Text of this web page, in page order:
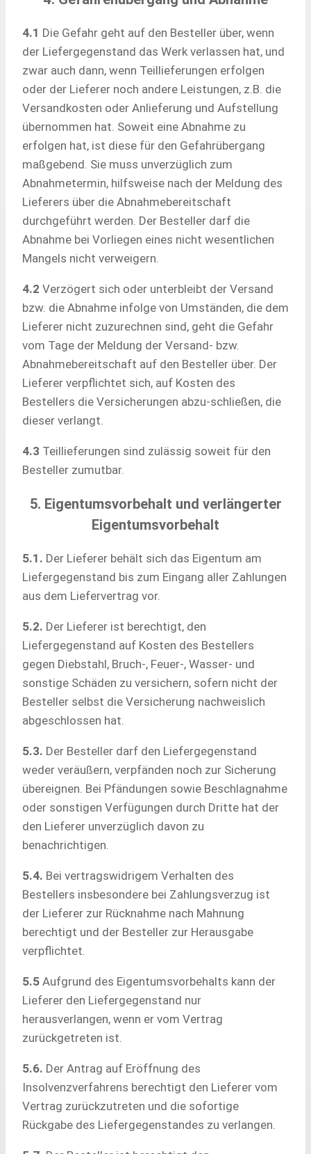
4.1 Die Gefahr geht auf den Besteller über, wenn
der Liefergegenstand das Werk verlassen hat, und
zwar auch dann, wenn Teillieferungen erfolgen
oder der Lieferer noch andere Leistungen, z.B. die
Versandkosten oder Anlieferung und Aufstellung
übernommen hat. Soweit eine Abnahme zu
erfolgen hat, ist diese für den Gefahrübergang
maßgebend. Sie muss unverzüglich zum
Abnahmetermin, hilfsweise nach der Meldung des
Lieferers über die Abnahmebereitschaft
durchgeführt werden. Der Besteller darf die
Abnahme bei Vorliegen eines nicht wesentlichen
Mangels nicht verweigern.
4.2 Verzögert sich oder unterbleibt der Versand
bzw. die Abnahme infolge von Umständen, die dem
Lieferer nicht zuzurechnen sind, geht die Gefahr
vom Tage der Meldung der Versand- bzw.
Abnahmebereitschaft auf den Besteller über. Der
Lieferer verpflichtet sich, auf Kosten des
Bestellers die Versicherungen abzu-schließen, die
dieser verlangt.
4.3 Teillieferungen sind zulässig soweit für den
Besteller zumutbar.
5. Eigentumsvorbehalt und verlängerter
Eigentumsvorbehalt
5.1. Der Lieferer behält sich das Eigentum am
Liefergegenstand bis zum Eingang aller Zahlungen
aus dem Liefervertrag vor.
5.2. Der Lieferer ist berechtigt, den
Liefergegenstand auf Kosten des Bestellers
gegen Diebstahl, Bruch-, Feuer-, Wasser- und
sonstige Schäden zu versichern, sofern nicht der
Besteller selbst die Versicherung nachweislich
abgeschlossen hat.
5.3. Der Besteller darf den Liefergegenstand
weder veräußern, verpfänden noch zur Sicherung
übereignen. Bei Pfändungen sowie Beschlagnahme
oder sonstigen Verfügungen durch Dritte hat der
den Lieferer unverzüglich davon zu
benachrichtigen.
5.4. Bei vertragswidrigem Verhalten des
Bestellers insbesondere bei Zahlungsverzug ist
der Lieferer zur Rücknahme nach Mahnung
berechtigt und der Besteller zur Herausgabe
verpflichtet.
5.5 Aufgrund des Eigentumsvorbehalts kann der
Lieferer den Liefergegenstand nur
herausverlangen, wenn er vom Vertrag
zurückgetreten ist.
5.6. Der Antrag auf Eröffnung des
Insolvenzverfahrens berechtigt den Lieferer vom
Vertrag zurückzutreten und die sofortige
Rückgabe des Liefergegenstandes zu verlangen.